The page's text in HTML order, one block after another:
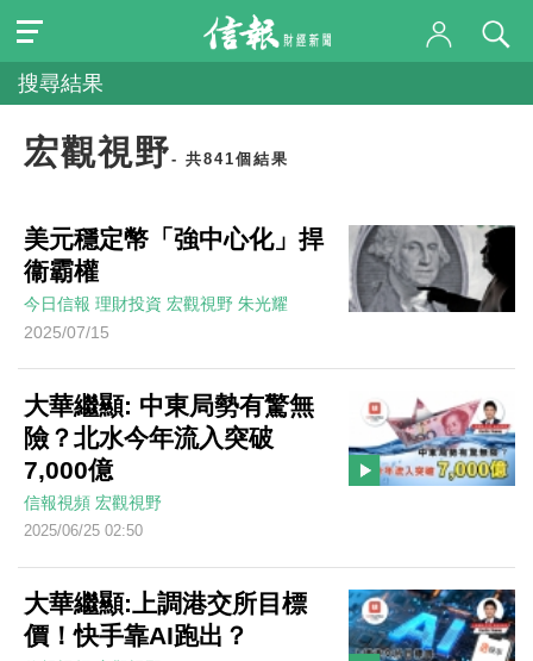
搜尋結果
宏觀視野- 共841個結果
美元穩定幣「強中心化」捍
衞霸權
今日信報 理財投資 宏觀視野 朱光耀
2025/07/15
大華繼顯: 中東局勢有驚無
險？北水今年流入突破
7,000億
信報視頻 宏觀視野
2025/06/25 02:50
大華繼顯:上調港交所目標
價！快手靠AI跑出？